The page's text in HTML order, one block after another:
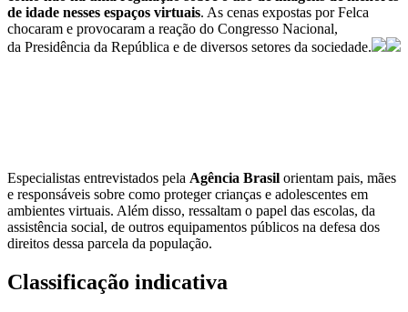
de idade nesses espaços virtuais. As cenas expostas por Felca
chocaram e provocaram a reação do Congresso Nacional,
da Presidência da República e de diversos setores da sociedade.
Especialistas entrevistados pela Agência Brasil orientam pais, mães
e responsáveis sobre como proteger crianças e adolescentes em
ambientes virtuais. Além disso, ressaltam o papel das escolas, da
assistência social, de outros equipamentos públicos na defesa dos
direitos dessa parcela da população.
Classificação indicativa